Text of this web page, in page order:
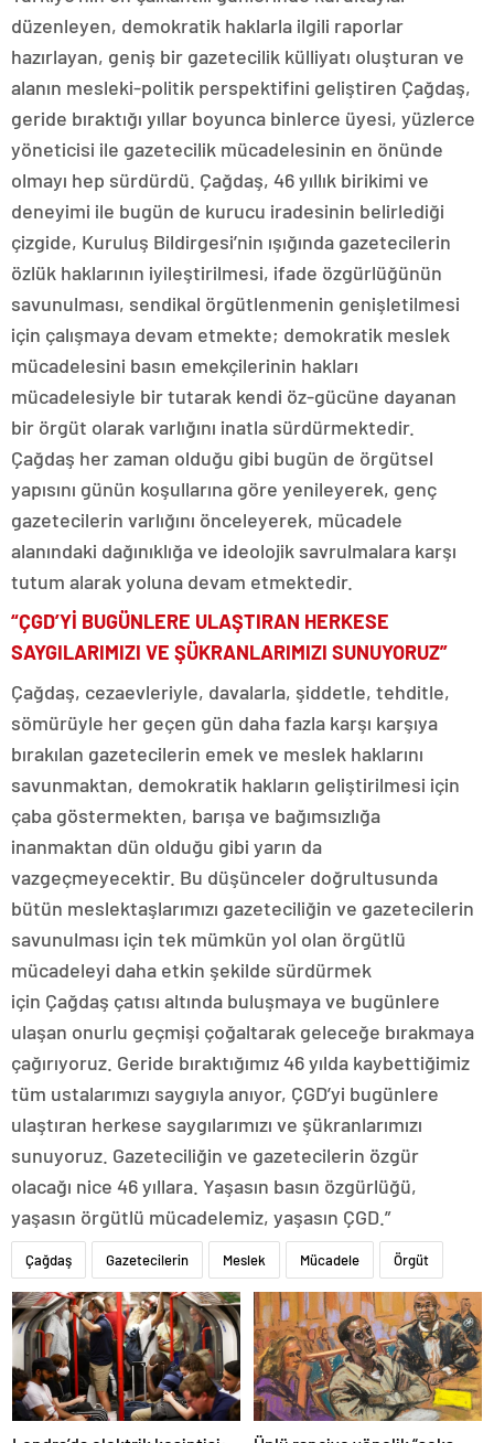
düzenleyen, demokratik haklarla ilgili raporlar
hazırlayan, geniş bir gazetecilik külliyatı oluşturan ve
alanın mesleki-politik perspektifini geliştiren Çağdaş,
geride bıraktığı yıllar boyunca binlerce üyesi, yüzlerce
yöneticisi ile gazetecilik mücadelesinin en önünde
olmayı hep sürdürdü. Çağdaş, 46 yıllık birikimi ve
deneyimi ile bugün de kurucu iradesinin belirlediği
çizgide, Kuruluş Bildirgesi’nin ışığında gazetecilerin
özlük haklarının iyileştirilmesi, ifade özgürlüğünün
savunulması, sendikal örgütlenmenin genişletilmesi
için çalışmaya devam etmekte; demokratik meslek
mücadelesini basın emekçilerinin hakları
mücadelesiyle bir tutarak kendi öz-gücüne dayanan
bir örgüt olarak varlığını inatla sürdürmektedir.
Çağdaş her zaman olduğu gibi bugün de örgütsel
yapısını günün koşullarına göre yenileyerek, genç
gazetecilerin varlığını önceleyerek, mücadele
alanındaki dağınıklığa ve ideolojik savrulmalara karşı
tutum alarak yoluna devam etmektedir.
“ÇGD’Yİ BUGÜNLERE ULAŞTIRAN HERKESE
SAYGILARIMIZI VE ŞÜKRANLARIMIZI SUNUYORUZ”
Çağdaş, cezaevleriyle, davalarla, şiddetle, tehditle,
sömürüyle her geçen gün daha fazla karşı karşıya
bırakılan gazetecilerin emek ve meslek haklarını
savunmaktan, demokratik hakların geliştirilmesi için
çaba göstermekten, barışa ve bağımsızlığa
inanmaktan dün olduğu gibi yarın da
vazgeçmeyecektir. Bu düşünceler doğrultusunda
bütün meslektaşlarımızı gazeteciliğin ve gazetecilerin
savunulması için tek mümkün yol olan örgütlü
mücadeleyi daha etkin şekilde sürdürmek
için Çağdaş çatısı altında buluşmaya ve bugünlere
ulaşan onurlu geçmişi çoğaltarak geleceğe bırakmaya
çağırıyoruz. Geride bıraktığımız 46 yılda kaybettiğimiz
tüm ustalarımızı saygıyla anıyor, ÇGD’yi bugünlere
ulaştıran herkese saygılarımızı ve şükranlarımızı
sunuyoruz. Gazeteciliğin ve gazetecilerin özgür
olacağı nice 46 yıllara. Yaşasın basın özgürlüğü,
yaşasın örgütlü mücadelemiz, yaşasın ÇGD.”
Çağdaş Gazetecilerin Meslek Mücadele Örgüt